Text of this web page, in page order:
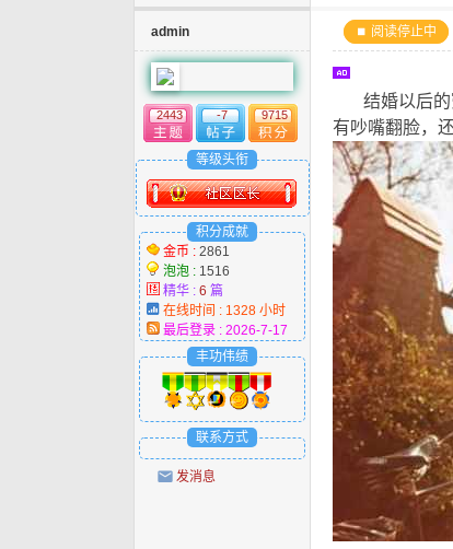
admin
2443 -7 9715
等级头衔
积分成就
金币 : 2861
泡泡 : 1516
精华 : 6 篇
在线时间 : 1328 小时
最后登录 : 2026-7-17
丰功伟绩
联系方式
发消息
⏹ 阅读停止中
结婚以后的
有吵嘴翻脸，